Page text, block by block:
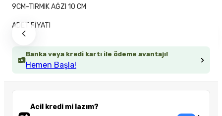
Banka veya kredi kartı ile ödeme avantajı!
Hemen Başla!
Acil kredi mi lazım?
9CM-TIRMIK AĞZI 10 CM
ADET FİYATI